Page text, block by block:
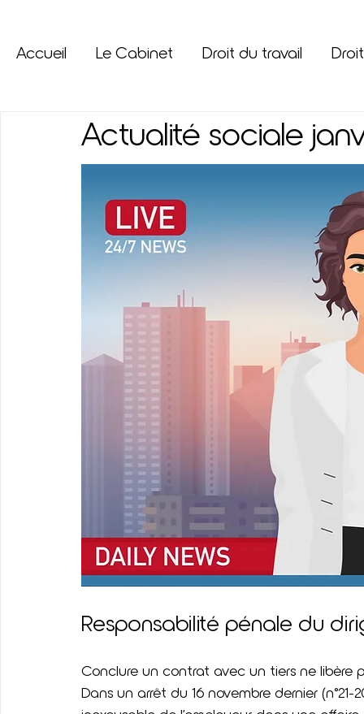
Accueil Le Cabinet Droit du travail
Actualité sociale
Responsabilité pénale du
Conclure un contrat avec un tiers ne libère
Dans un arrêt du 16 novembre dernier